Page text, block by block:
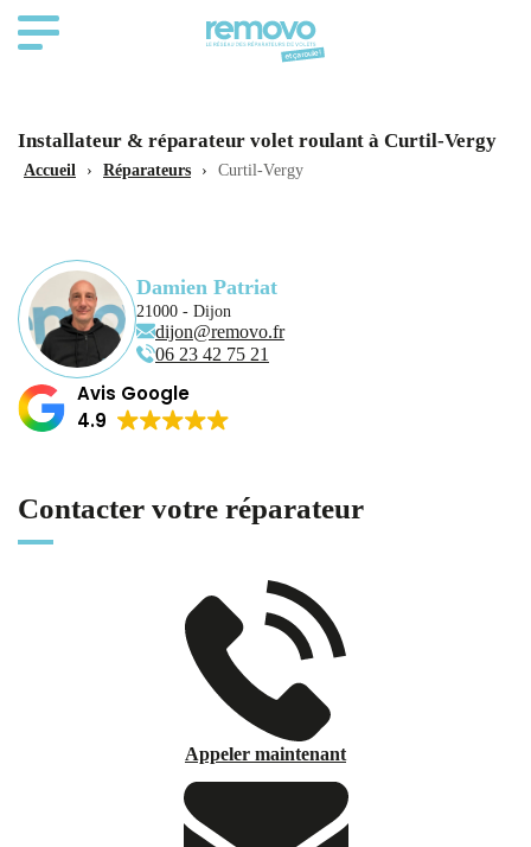
Installateur & réparateur volet roulant à Curtil-Vergy
Accueil › Réparateurs › Curtil-Vergy
Damien Patriat
21000 - Dijon
dijon@removo.fr
06 23 42 75 21
Avis Google
4.9
Contacter votre réparateur
Appeler maintenant